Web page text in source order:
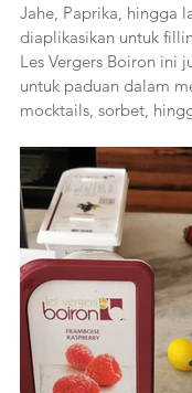
Jahe, Paprika, hingga
diaplikasikan untuk
Les Vergers Boiron ini
untuk paduan dalam
mocktails, sorbet,